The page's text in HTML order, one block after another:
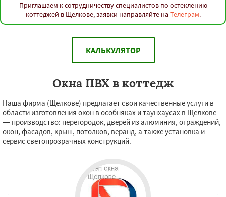
Приглашаем к сотрудничеству специалистов по остеклению
коттеджей в Щелкове, заявки направляйте на Телеграм.
КАЛЬКУЛЯТОР
Окна ПВХ в коттедж
Наша фирма (Щелкове) предлагает свои качественные услуги в
области изготовления окон в особняках и таунхаусах в Щелкове
— производство: перегородок, дверей из алюминия, ограждений,
окон, фасадов, крыш, потолков, веранд, а также установка и
сервис светопрозрачных конструкций.